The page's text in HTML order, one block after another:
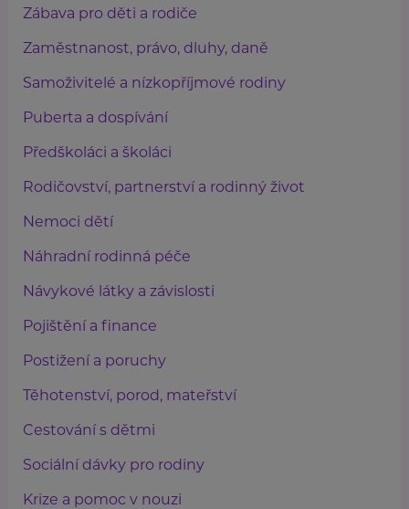
Zábava pro děti a rodiče
Zaměstnanost, právo, dluhy, daně
Samoživitelé a nízkopříjmové rodiny
Puberta a dospívání
Předškoláci a školáci
Rodičovství, partnerství a rodinný život
Nemoci dětí
Náhradní rodinná péče
Návykové látky a závislosti
Pojištění a finance
Postižení a poruchy
Těhotenství, porod, mateřství
Cestování s dětmi
Sociální dávky pro rodiny
Krize a pomoc v nouzi